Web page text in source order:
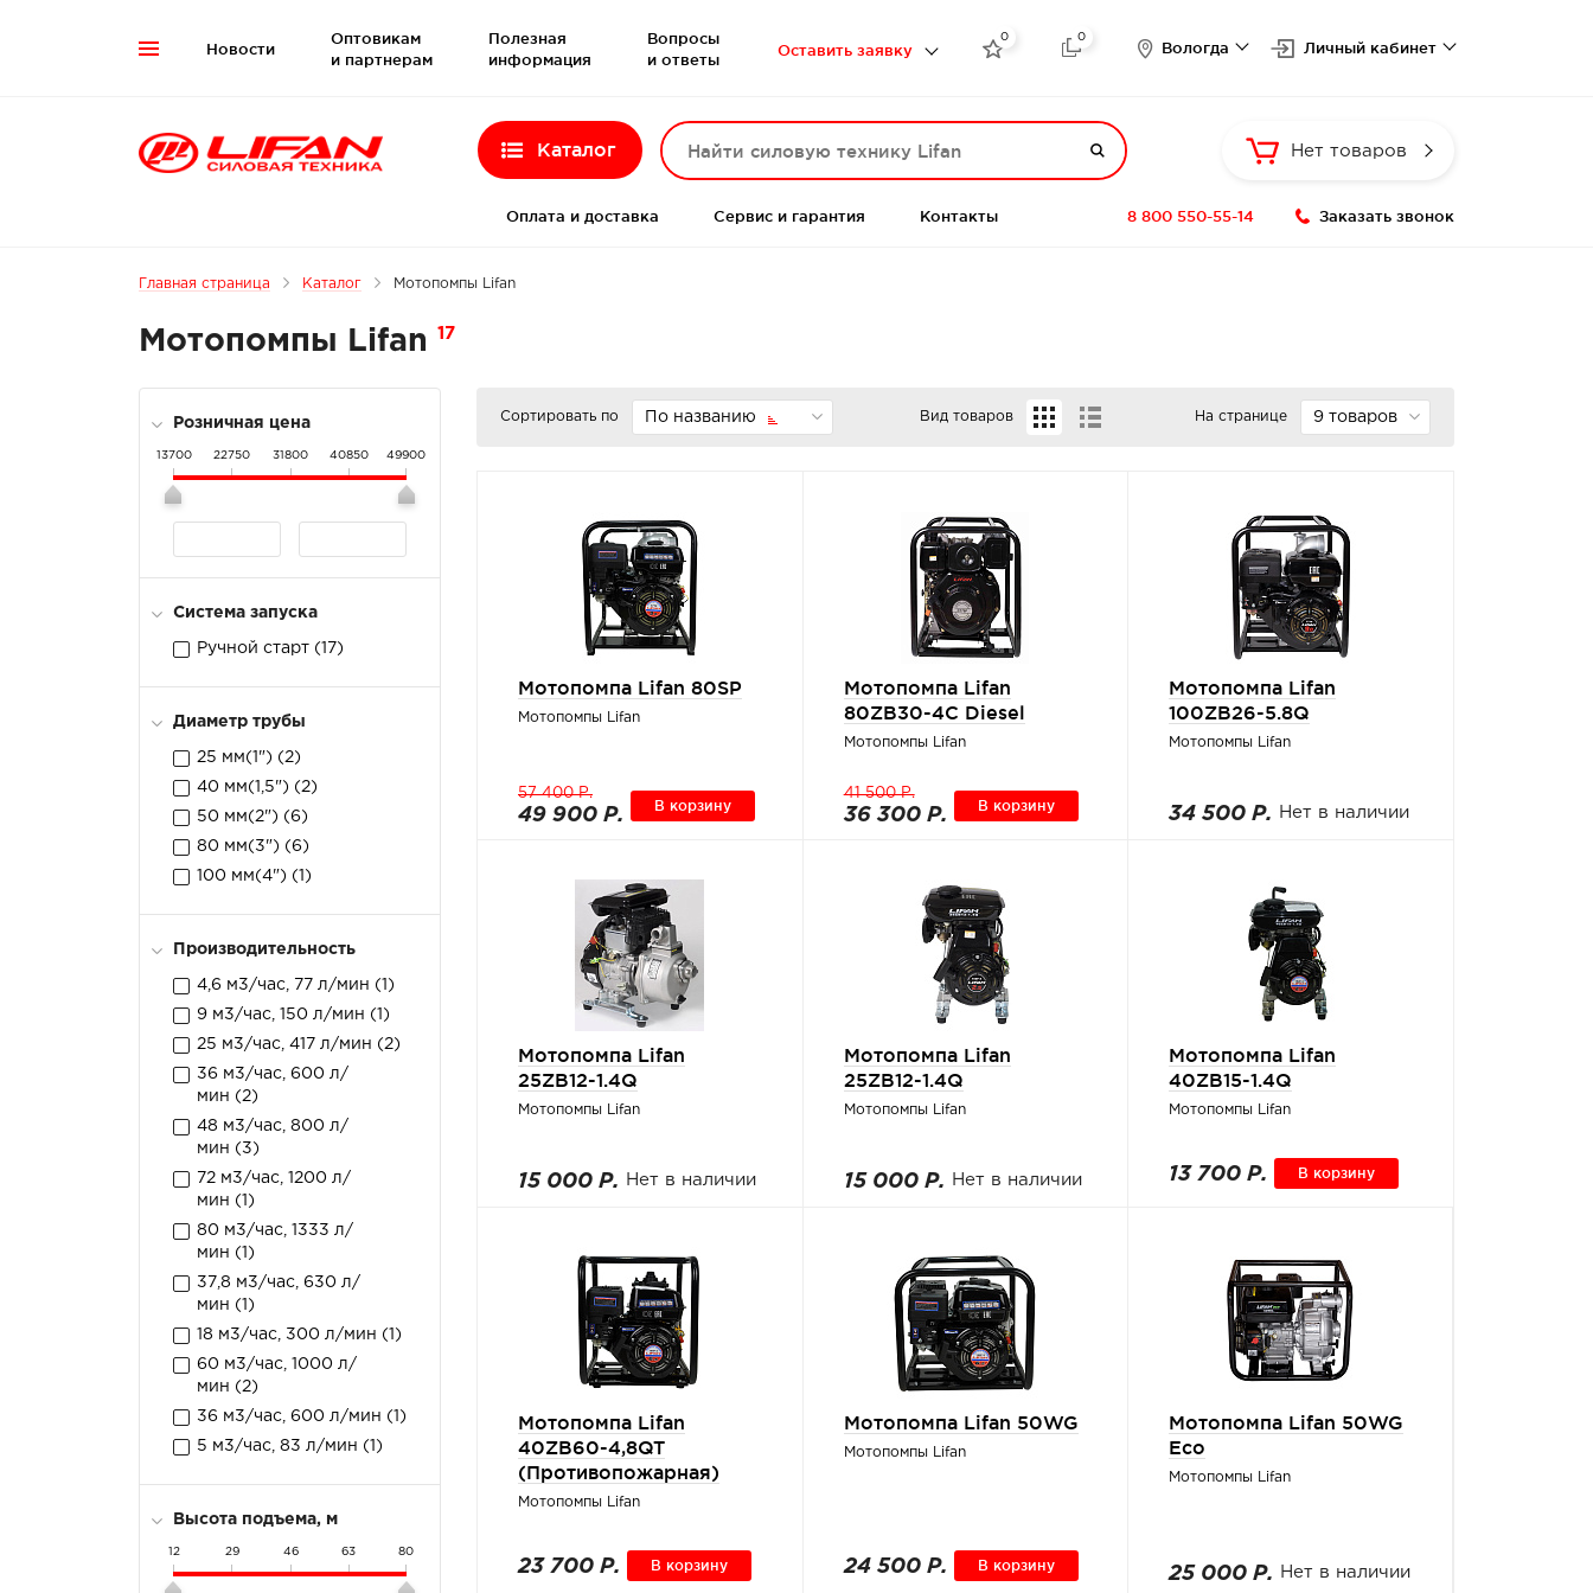
 Новости
Оптовикам
и партнерам
Полезная
информация
Вопросы
и ответы
Оставить заявку 
0

0
Вологда Личный кабинет
Каталог  Нет товаров
Оплата и доставка Сервис и гарантия Контакты 8 800 550-55-14 Заказать звонок
Главная страница Каталог Мотопомпы Lifan
Мотопомпы Lifan 17
Розничная цена
13700 22750 31800 40850 49900
Система запуска
Ручной старт (17)
Диаметр трубы
25 мм(1") (2)
40 мм(1,5") (2)
50 мм(2") (6)
80 мм(3") (6)
100 мм(4") (1 )
Производительность
4,6 м3/час, 77 л/мин (1 )
9 м3/час, 150 л/мин (1 )
25 м3/час, 417 л/мин (2)
36 м3/час, 600 л/
мин (2)
48 м3/час, 800 л/
мин (3)
72 м3/час, 1200 л/
мин (1 )
80 м3/час, 1333 л/
мин (1 )
37,8 м3/час, 630 л/
мин (1 )
18 м3/час, 300 л/мин (1 )
60 м3/час, 1000 л/
мин (2)
36 м3/час, 600 л/мин (1 )
5 м3/час, 83 л/мин (1 )
Высота подъема, м
12 29 46 63 80
Сортировать по По названию Вид товаров На странице 9 товаров
Мотопомпа Lifan 80SP
Мотопомпы Lifan
57 400 Р.
49 900 Р. В корзину
Мотопомпа Lifan
80ZB30-4С Diesel
Мотопомпы Lifan
41 500 Р.
36 300 Р. В корзину
Мотопомпа Lifan
100ZB26-5.8Q
Мотопомпы Lifan
34 500 Р. Нет в наличии
Мотопомпа Lifan
25ZB12-1.4Q
Мотопомпы Lifan
15 000 Р. Нет в наличии
Мотопомпа Lifan
25ZB12-1.4Q
Мотопомпы Lifan
15 000 Р. Нет в наличии
Мотопомпа Lifan
40ZB15-1.4Q
Мотопомпы Lifan
13 700 Р. В корзину
Мотопомпа Lifan
40ZB60-4,8QT
(Противопожарная)
Мотопомпы Lifan
23 700 Р. В корзину
Мотопомпа Lifan 50WG
Мотопомпы Lifan
24 500 Р. В корзину
Мотопомпа Lifan 50WG
Eco
Мотопомпы Lifan
25 000 Р. Нет в наличии